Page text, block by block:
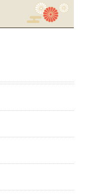
四日市市
さいたま市
町田市
大田区
中央区
川崎市
春日市